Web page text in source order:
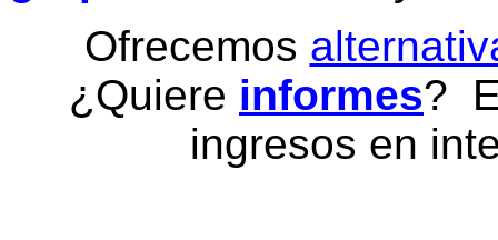
Ofrecemos
¿Quiere informes?
ingresos en